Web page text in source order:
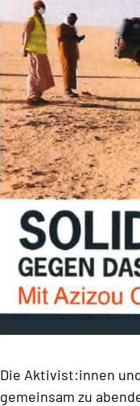
Die Aktivist:innen
gemeinsam zu